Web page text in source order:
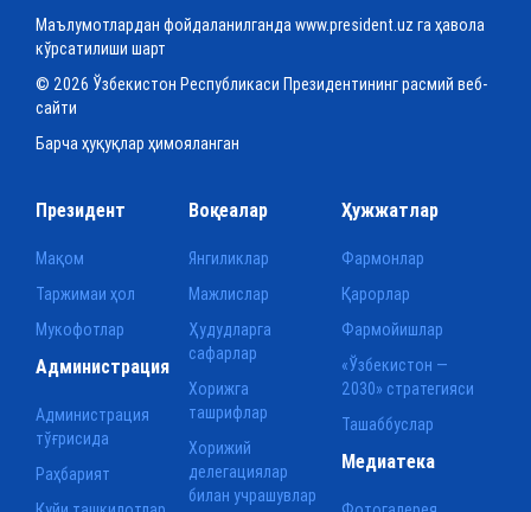
Маълумотлардан фойдаланилганда www.president.uz га ҳавола
кўрсатилиши шарт
© 2026 Ўзбекистон Республикаси Президентининг расмий веб-
сайти
Барча ҳуқуқлар ҳимояланган
Президент
Мақом
Таржимаи ҳол
Мукофотлар
Воқеалар
Янгиликлар
Мажлислар
Ҳудудларга
сафарлар
Хорижга
ташрифлар
Хорижий
делегациялар
билан учрашувлар
Ҳужжатлар
Фармонлар
Қарорлар
Фармойишлар
«Ўзбекистон —
2030» стратегияси
Ташаббуслар
Администрация
Администрация
тўғрисида
Раҳбарият
Медиатека